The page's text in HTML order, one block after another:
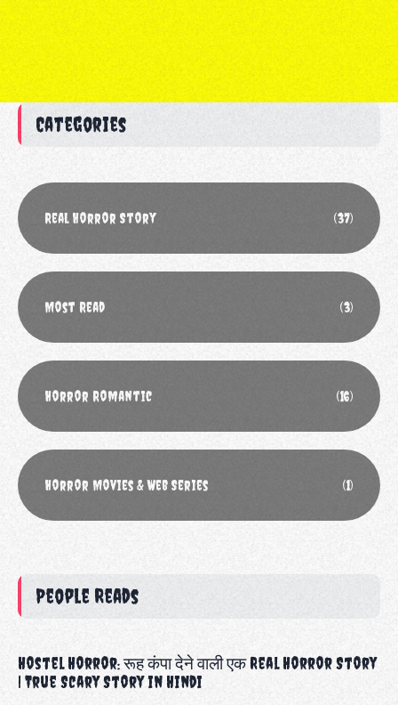
Categories
Real Horror Story (37)
Most Read (3)
Horror Romantic (16)
Horror Movies & Web Series (1)
People Reads
Hostel Horror: रूह कंपा देने वाली एक Real Horror Story
| True Scary Story in Hindi